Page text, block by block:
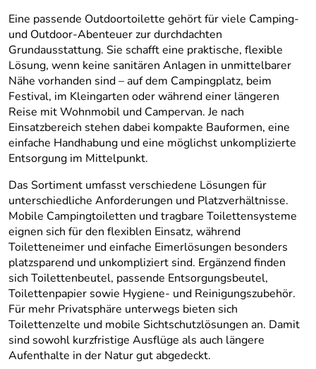
Eine passende Outdoortoilette gehört für viele Camping-
und Outdoor-Abenteuer zur durchdachten
Grundausstattung. Sie schafft eine praktische, flexible
Lösung, wenn keine sanitären Anlagen in unmittelbarer
Nähe vorhanden sind – auf dem Campingplatz, beim
Festival, im Kleingarten oder während einer längeren
Reise mit Wohnmobil und Campervan. Je nach
Einsatzbereich stehen dabei kompakte Bauformen, eine
einfache Handhabung und eine möglichst unkomplizierte
Entsorgung im Mittelpunkt.
Das Sortiment umfasst verschiedene Lösungen für
unterschiedliche Anforderungen und Platzverhältnisse.
Mobile Campingtoiletten und tragbare Toilettensysteme
eignen sich für den flexiblen Einsatz, während
Toiletteneimer und einfache Eimerlösungen besonders
platzsparend und unkompliziert sind. Ergänzend finden
sich Toilettenbeutel, passende Entsorgungsbeutel,
Toilettenpapier sowie Hygiene- und Reinigungszubehör.
Für mehr Privatsphäre unterwegs bieten sich
Toilettenzelte und mobile Sichtschutzlösungen an. Damit
sind sowohl kurzfristige Ausflüge als auch längere
Aufenthalte in der Natur gut abgedeckt.